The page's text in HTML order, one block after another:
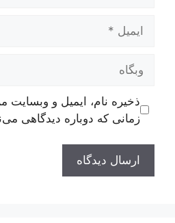
وبگاه
ذخیره نام، ایمیل و وبسایت
زمانی که دوباره دیدگاهی